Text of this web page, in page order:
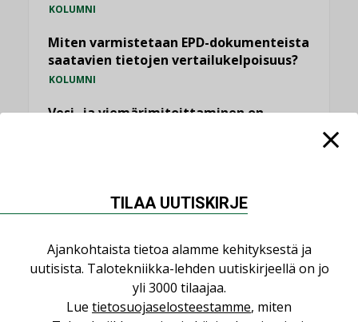
KOLUMNI
Miten varmistetaan EPD-dokumenteista
saatavien tietojen vertailukelpoisuus?
KOLUMNI
Vesi- ja viemärimitoittaminen on
KATSO KAIKKI
NIMITYKSET
TILAA UUTISKIRJE
Ajankohtaista tietoa alamme kehityksestä ja
uutisista. Talotekniikka-lehden uutiskirjeellä on jo
yli 3000 tilaajaa.
Lue tietosuojaselosteestamme, miten